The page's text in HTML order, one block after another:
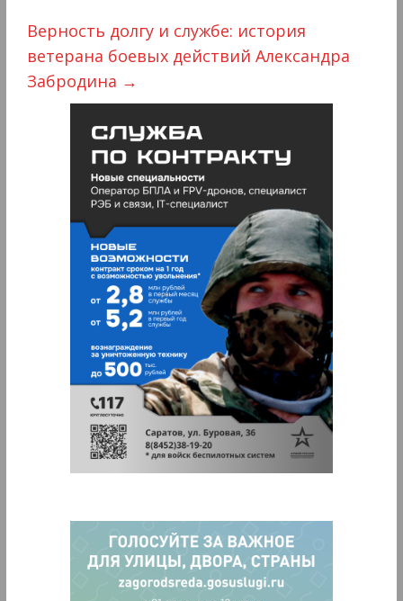
Верность долгу и службе: история
ветерана боевых действий Александра
Забродина →